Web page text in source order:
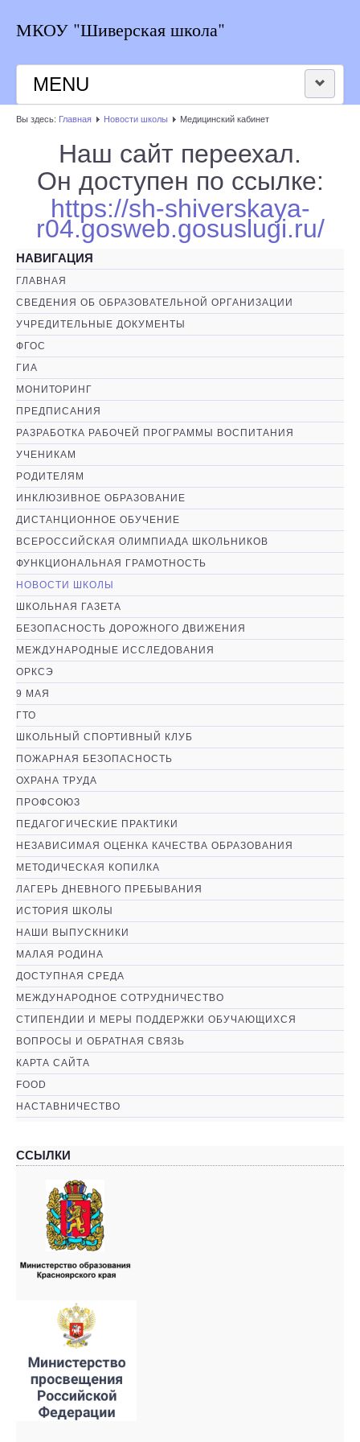
МКОУ "Шиверская школа"
MENU
НОВОСТИ ШКОЛЫ
РАСПИСАНИЕ
КОНТАКТЫ
ВЕРСИЯ ДЛЯ СЛАБОВИДЯЩИХ
Вы здесь: Главная Новости школы Медицинский кабинет
Наш сайт переехал.
Он доступен по ссылке:
https://sh-shiverskaya-
r04.gosweb.gosuslugi.ru/
НАВИГАЦИЯ
ГЛАВНАЯ
СВЕДЕНИЯ ОБ ОБРАЗОВАТЕЛЬНОЙ ОРГАНИЗАЦИИ
УЧРЕДИТЕЛЬНЫЕ ДОКУМЕНТЫ
ФГОС
ГИА
МОНИТОРИНГ
ПРЕДПИСАНИЯ
РАЗРАБОТКА РАБОЧЕЙ ПРОГРАММЫ ВОСПИТАНИЯ
УЧЕНИКАМ
РОДИТЕЛЯМ
ИНКЛЮЗИВНОЕ ОБРАЗОВАНИЕ
ДИСТАНЦИОННОЕ ОБУЧЕНИЕ
ВСЕРОССИЙСКАЯ ОЛИМПИАДА ШКОЛЬНИКОВ
ФУНКЦИОНАЛЬНАЯ ГРАМОТНОСТЬ
НОВОСТИ ШКОЛЫ
ШКОЛЬНАЯ ГАЗЕТА
БЕЗОПАСНОСТЬ ДОРОЖНОГО ДВИЖЕНИЯ
МЕЖДУНАРОДНЫЕ ИССЛЕДОВАНИЯ
ОРКСЭ
9 МАЯ
ГТО
ШКОЛЬНЫЙ СПОРТИВНЫЙ КЛУБ
ПОЖАРНАЯ БЕЗОПАСНОСТЬ
ОХРАНА ТРУДА
ПРОФСОЮЗ
ПЕДАГОГИЧЕСКИЕ ПРАКТИКИ
НЕЗАВИСИМАЯ ОЦЕНКА КАЧЕСТВА ОБРАЗОВАНИЯ
МЕТОДИЧЕСКАЯ КОПИЛКА
ЛАГЕРЬ ДНЕВНОГО ПРЕБЫВАНИЯ
ИСТОРИЯ ШКОЛЫ
НАШИ ВЫПУСКНИКИ
МАЛАЯ РОДИНА
ДОСТУПНАЯ СРЕДА
МЕЖДУНАРОДНОЕ СОТРУДНИЧЕСТВО
СТИПЕНДИИ И МЕРЫ ПОДДЕРЖКИ ОБУЧАЮЩИХСЯ
ВОПРОСЫ И ОБРАТНАЯ СВЯЗЬ
КАРТА САЙТА
FOOD
НАСТАВНИЧЕСТВО
ССЫЛКИ